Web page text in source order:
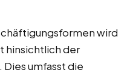
wird
hinsichtlich der
umfasst die